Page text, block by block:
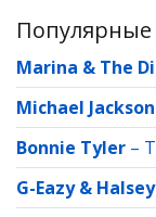
Marina & The
Michael
Bonnie Tyler –
G-Eazy & Halsey